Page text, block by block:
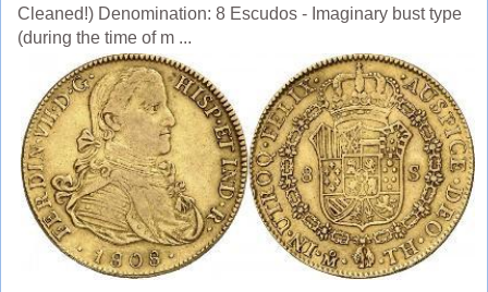
Cleaned!) Denomination: 8 Escudos - Imaginary bust type
(during the time of m ...